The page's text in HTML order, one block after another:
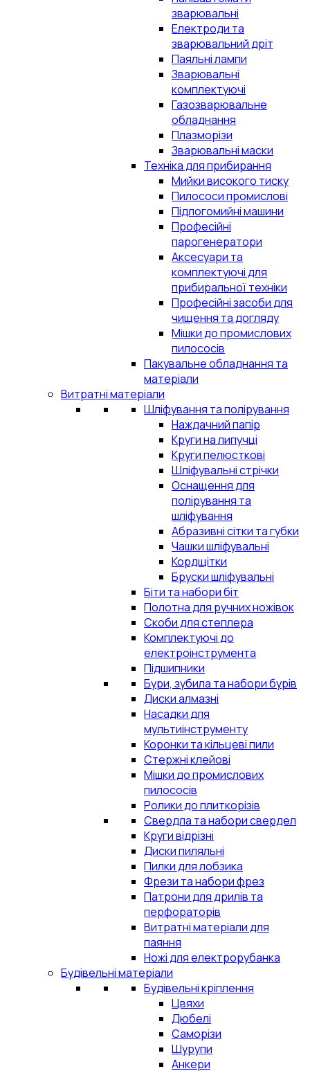
зварювальні
Електроди та
зварювальний дріт
Паяльні лампи
Зварювальні
комплектуючі
Газозварювальне
обладнання
Плазморізи
Зварювальні маски
Техніка для прибирання
Мийки високого тиску
Пилососи промислові
Підлогомийні машини
Професійні
парогенератори
Аксесуари та
комплектуючі для
прибиральної техніки
Професійні засоби для
чищення та догляду
Мішки до промислових
пилососів
Пакувальне обладнання та
матеріали
Витратні матеріали
Шліфування та полірування
Наждачний папір
Круги на липучці
Круги пелюсткові
Шліфувальні стрічки
Оснащення для
полірування та
шліфування
Абразивні сітки та губки
Чашки шліфувальні
Кордщітки
Бруски шліфувальні
Біти та набори біт
Полотна для ручних ножівок
Скоби для степлера
Комплектуючі до
електроінструмента
Підшипники
Бури, зубила та набори бурів
Диски алмазні
Насадки для
мультиінструменту
Коронки та кільцеві пили
Стержні клейові
Мішки до промислових
пилососів
Ролики до плиткорізів
Свердла та набори свердел
Круги відрізні
Диски пиляльні
Пилки для лобзика
Фрези та набори фрез
Патрони для дрилів та
перфораторів
Витратні матеріали для
паяння
Ножі для електрорубанка
Будівельні матеріали
Будівельні кріплення
Цвяхи
Дюбелі
Саморізи
Шурупи
Анкери